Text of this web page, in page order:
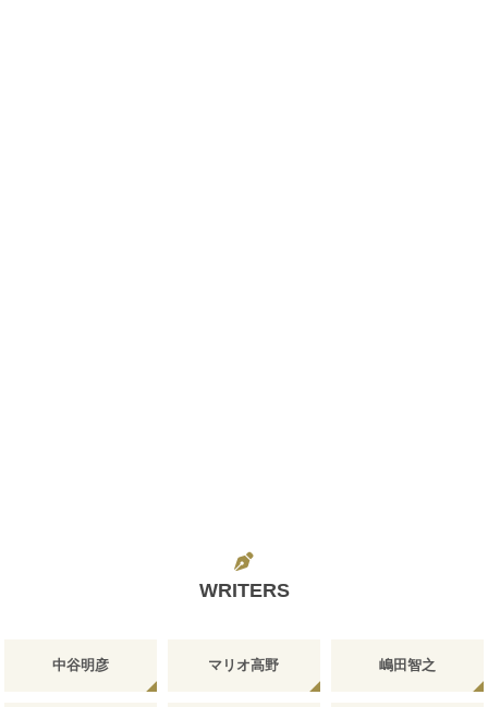
WRITERS
中谷明彦 マリオ高野 嶋田智之